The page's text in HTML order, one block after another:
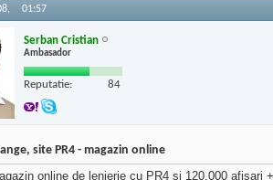
01:57
Serban Cristian
Ambasador
Reputatie: 84
site PR4 - magazin online
online de lenjerie cu PR4 si 120.000 afisari